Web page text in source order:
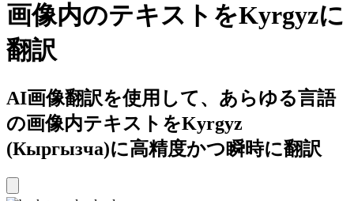
画像内のテキストをKyrgyzに
翻訳
AI画像翻訳を使用して、あらゆる言語
の画像内テキストをKyrgyz
(Кыргызча)に高精度かつ瞬時に翻訳